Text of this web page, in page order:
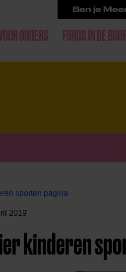
Ben je
OUDERS FONDS IN DE
sporten pagina
2019
kinderen